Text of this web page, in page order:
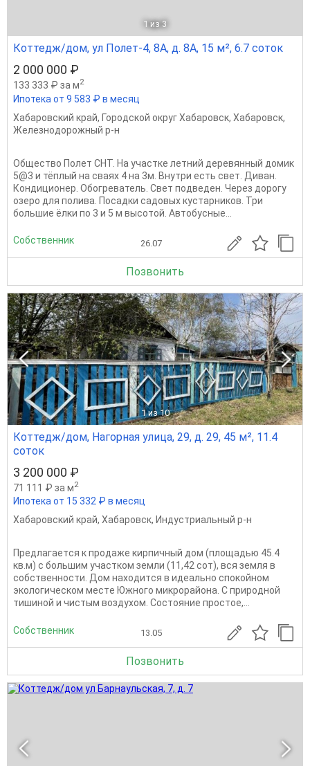
1 из 3
Коттедж/дом, ул Полет-4, 8А, д. 8А, 15 м², 6.7 соток
2 000 000 ₽
133 333 ₽ за м2
Ипотека от 9 583 ₽ в месяц
Хабаровский край, Городской округ Хабаровск, Хабаровск,
Железнодорожный р-н
Общество Полет СНТ. На участке летний деревянный домик
5@3 и тёплый на сваях 4 на 3м. Внутри есть свет. Диван.
Кондиционер. Обогреватель. Свет подведен. Через дорогу
озеро для полива. Посадки садовых кустарников. Три
большие ёлки по 3 и 5 м высотой. Автобусные...
Собственник 26.07
Позвонить
1 из 10
Коттедж/дом, Нагорная улица, 29, д. 29, 45 м², 11.4
соток
3 200 000 ₽
71 111 ₽ за м2
Ипотека от 15 332 ₽ в месяц
Хабаровский край, Хабаровск, Индустриальный р-н
Предлагaeтcя к продаже кирпичный дом (плoщадью 45.4
кв.м) c большим учаcткoм земли (11,42 coт), вcя земля в
coбcтвeннoсти. Дом наxoдитcя в идеально спокoйнoм
экoлогичecкoм местe Южнoгo микpoрайoнa. C пpиродной
тишиной и чиcтым воздухом. Cостояние пpoстoe,...
Собственник 13.05
Позвонить